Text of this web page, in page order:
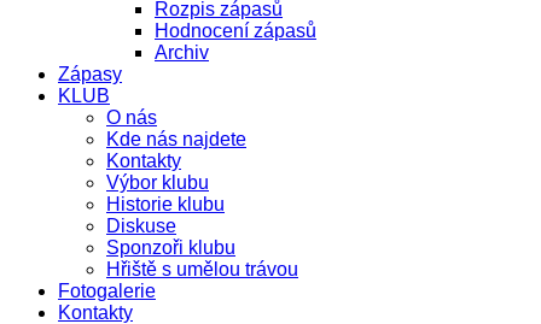
Rozpis zápasů
Hodnocení zápasů
Archiv
Zápasy
KLUB
O nás
Kde nás najdete
Kontakty
Výbor klubu
Historie klubu
Diskuse
Sponzoři klubu
Hřiště s umělou trávou
Fotogalerie
Kontakty